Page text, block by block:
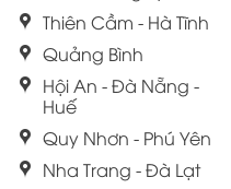
Thiên Cầm - Hà Tĩnh
Quảng Bình
Hội An - Đà Nẵng -
Huế
Quy Nhơn - Phú Yên
Nha Trang - Đà Lạt